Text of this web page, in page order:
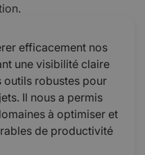
efficacement nos
une visibilité claire
outils robustes pour
Il nous a permis
à optimiser et
de productivité